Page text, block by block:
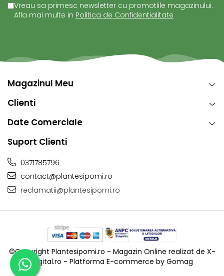
Vreau sa primesc newsletter cu promotiile magazinului.
Afla mai multe in Politica de Confidentialitate
Magazinul Meu
Clienti
Date Comerciale
Suport Clienti
0371785796
contact@plantesipomi.ro
reclamatii@plantesipomi.ro
©Copyright Plantesipomi.ro - Magazin Online realizat de X-
Digital.ro - Platforma E-commerce by Gomag